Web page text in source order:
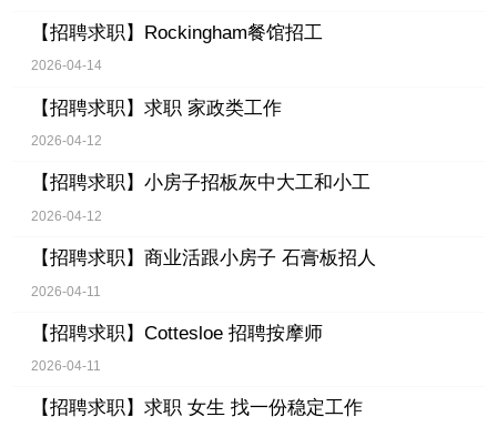
【招聘求职】 Rockingham餐馆招工
2026-04-14
【招聘求职】 求职 家政类工作
2026-04-12
【招聘求职】 小房子招板灰中大工和小工
2026-04-12
【招聘求职】 商业活跟小房子 石膏板招人
2026-04-11
【招聘求职】 Cottesloe 招聘按摩师
2026-04-11
【招聘求职】 求职 女生 找一份稳定工作